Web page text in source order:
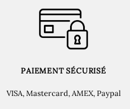
PAIEMENT SÉCURISÉ
VISA, Mastercard, AMEX, Paypal